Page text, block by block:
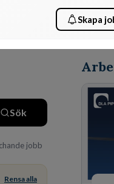
Skapa
Sök
jobb
Rensa alla